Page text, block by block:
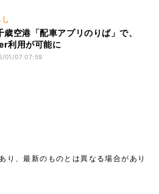
歳空港「配車アプリのりば」で、
利用が可能に
01/07 07:59
り、最新のものとは異なる場合があり